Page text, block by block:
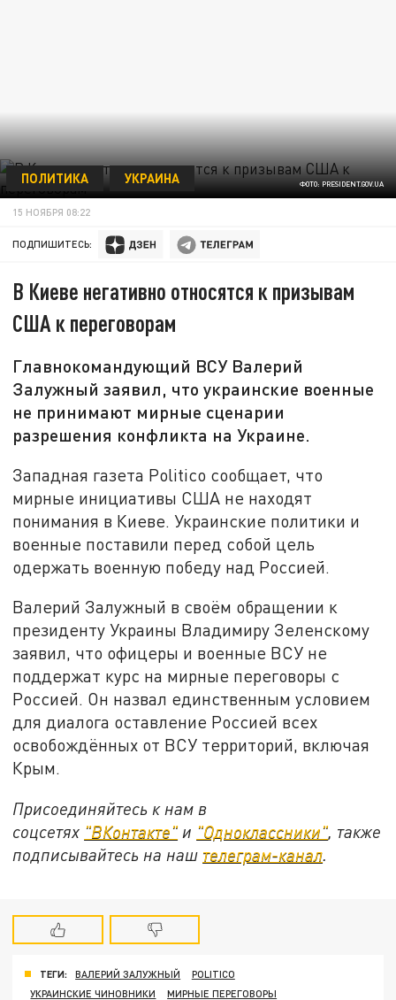
ФОТО: PRESIDENT.GOV.UA
ПОЛИТИКА УКРАИНА
15 НОЯБРЯ 08:22
ПОДПИШИТЕСЬ:
В Киеве негативно относятся к призывам
США к переговорам
Главнокомандующий ВСУ Валерий
Залужный заявил, что украинские военные
не принимают мирные сценарии
разрешения конфликта на Украине.
Западная газета Politico сообщает, что
мирные инициативы США не находят
понимания в Киеве. Украинские политики и
военные поставили перед собой цель
одержать военную победу над Россией.
Валерий Залужный в своём обращении к
президенту Украины Владимиру Зеленскому
заявил, что офицеры и военные ВСУ не
поддержат курс на мирные переговоры с
Россией. Он назвал единственным условием
для диалога оставление Россией всех
освобождённых от ВСУ территорий, включая
Крым.
Присоединяйтесь к нам в
соцсетях "ВКонтакте" и "Одноклассники", также
подписывайтесь на наш телеграм-канал.
ТЕГИ: ВАЛЕРИЙ ЗАЛУЖНЫЙ
POLITICO
УКРАИНСКИЕ ЧИНОВНИКИ
МИРНЫЕ ПЕРЕГОВОРЫ